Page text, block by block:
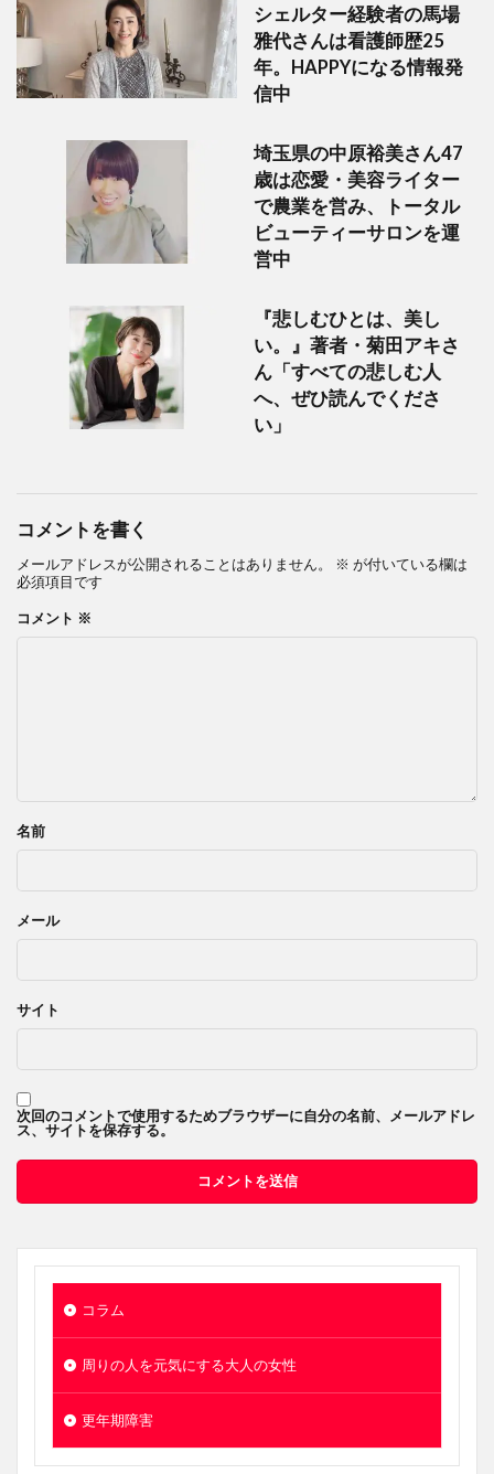
シェルター経験者の馬場
雅代さんは看護師歴25
年。HAPPYになる情報発
信中
埼玉県の中原裕美さん47
歳は恋愛・美容ライター
で農業を営み、トータル
ビューティーサロンを運
営中
『悲しむひとは、美し
い。』著者・菊田アキさ
ん「すべての悲しむ人
へ、ぜひ読んでくださ
い」
コメントを書く
メールアドレスが公開されることはありません。 ※ が付いている欄は
必須項目です
コメント ※
名前
メール
サイト
次回のコメントで使用するためブラウザーに自分の名前、メールアドレ
ス、サイトを保存する。
コラム
周りの人を元気にする大人の女性
更年期障害